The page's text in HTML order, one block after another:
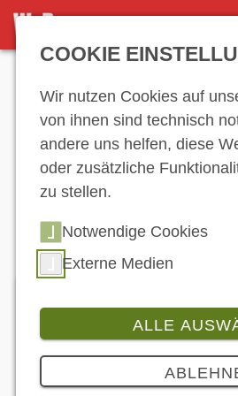
Hersteller-
Verzeichnis
B. Frey OHG
COOKIE
Wir nutzen Cookies auf
von ihnen sind technisch
andere uns helfen, diese
oder zusätzliche
zu stellen.
Notwendige Cookies
Externe Medien
ALLE